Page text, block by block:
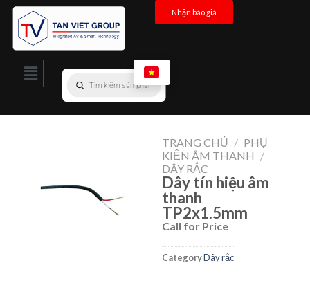
Nhận báo giá
TRANG CHỦ / PHỤ
KIỆN ÂM THANH /
DÂY RẮC
Dây tín hiệu âm
thanh
TP2x1.5mm
Call for Price
CategoryDây rắc